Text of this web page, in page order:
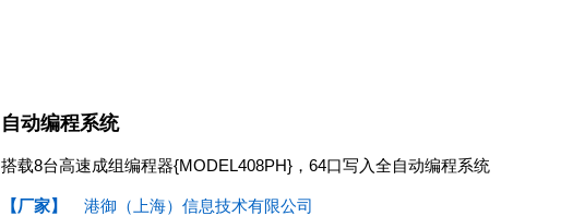
自动编程系统
搭载8台高速成组编程器{MODEL408PH}，64口写入全自动编程系统
【厂家】
港御（上海）信息技术有限公司